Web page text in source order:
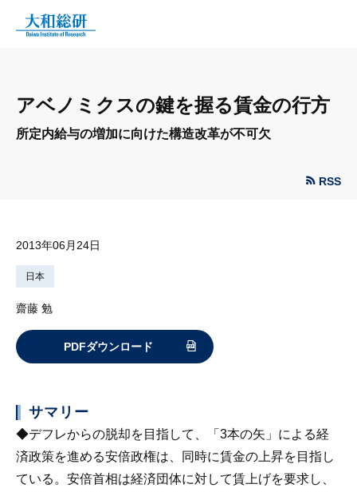
アベノミクスの鍵を握る賃金の行方
所定内給与の増加に向けた構造改革が不可欠
RSS
2013年06月24日
日本
齋藤 勉
PDFダウンロード
サマリー
◆デフレからの脱却を目指して、「3本の矢」による経
済政策を進める安倍政権は、同時に賃金の上昇を目指し
ている。安倍首相は経済団体に対して賃上げを要求し、